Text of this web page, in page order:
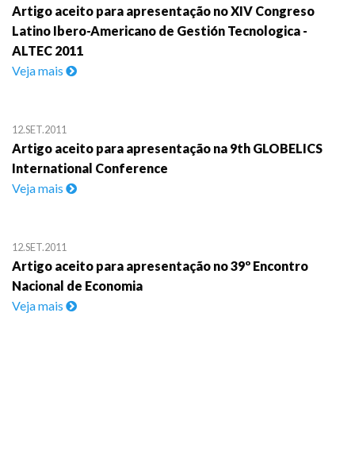
Artigo aceito para apresentação no XIV Congreso
Latino Ibero-Americano de Gestión Tecnologica -
ALTEC 2011
Veja mais
12.SET.2011
Artigo aceito para apresentação na 9th GLOBELICS
International Conference
Veja mais
12.SET.2011
Artigo aceito para apresentação no 39º Encontro
Nacional de Economia
Veja mais